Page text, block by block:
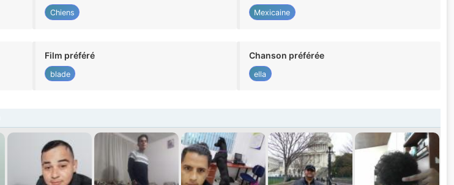
Chiens Mexicaine
Film préféré
blade
Chanson préférée
ella